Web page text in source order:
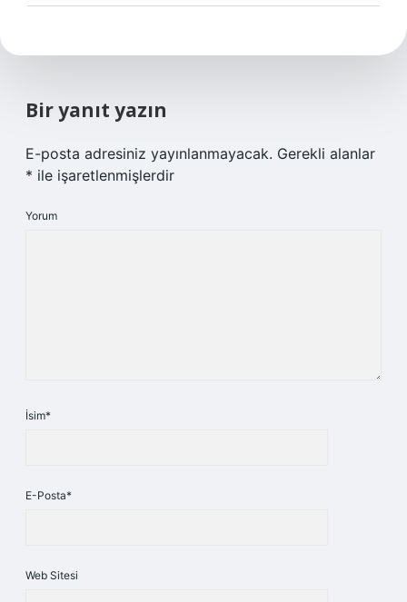
Bir yanıt yazın
E-posta adresiniz yayınlanmayacak. Gerekli alanlar
* ile işaretlenmişlerdir
Yorum
İsim*
E-Posta*
Web Sitesi